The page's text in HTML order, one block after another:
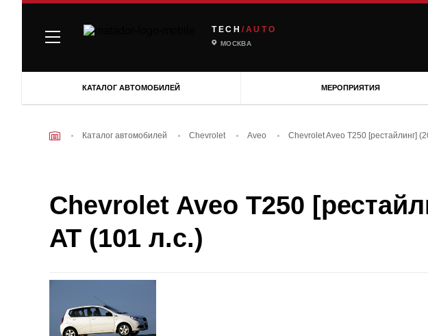
TECH /AUTO
МОСКВА
КАТАЛОГ АВТОМОБИЛЕЙ МЕРОПРИЯТИЯ
Каталог автомобилей Chevrolet Aveo Chevrolet Aveo T250 [рестайлинг]
Chevrolet Aveo T250
AT (101 л.с.)